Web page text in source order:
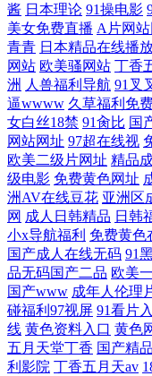
酱 日本理论 91操电影
美女免费直播 A片网
青青 日本精品在线播
网站 欧美骚网站 丁香
洲 人兽福利导航 91叉
逼wwww 久草福利免
女白丝18禁 91肏比 国
网站网址 97超在线视
欧美二级片网址 精品
级电影 免费黄色网址
洲AV在线豆花 亚洲区
网 成人日韩精品 日韩
小x导航福利 免费黄色
国产成人在线无码 91
品无码国产二品 欧美
国产www 成年人伦理
碰福利97视屏 91看片
线 黄色资料入口 黄色
五月天堂丁香 国产精
利影院 丁香五月天av